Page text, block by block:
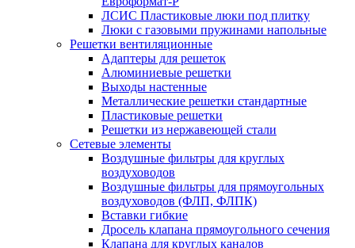
ЛСИС Пластиковые люки под плитку
Люки с газовыми пружинами напольные
Решетки вентиляционные
Адаптеры для решеток
Алюминиевые решетки
Выходы настенные
Металлические решетки стандартные
Пластиковые решетки
Решетки из нержавеющей стали
Сетевые элементы
Воздушные фильтры для круглых
воздуховодов
Воздушные фильтры для прямоугольных
воздуховодов (ФЛП, ФЛПК)
Вставки гибкие
Дросель клапана прямоугольного сечения
Клапана для круглых каналов